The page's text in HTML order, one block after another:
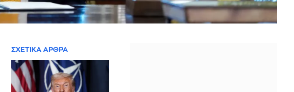
ΣΧΕΤΙΚΑ ΑΡΘΡΑ